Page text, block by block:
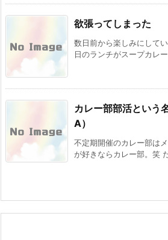
欲張ってしまった
数日前から楽しみにして
日のランチがスープカレ
カレー部部活という
A）
不定期開催のカレー部は
が好きならカレー部。笑